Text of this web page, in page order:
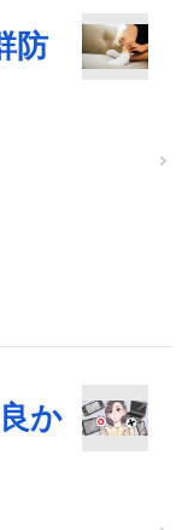
防
か